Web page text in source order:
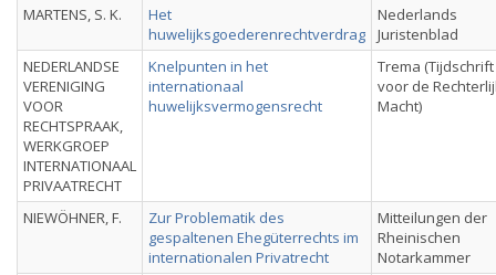
MARTENS, S. K.
Het
huwelijksgoederenrechtverdrag
Nederlands
Juristenblad
NEDERLANDSE
VERENIGING
VOOR
RECHTSPRAAK,
WERKGROEP
INTERNATIONAAL
PRIVAATRECHT
Knelpunten in het
internationaal
huwelijksvermogensrecht
Trema (Tijdschrift
voor de
Macht)
NIEWÖHNER, F.
Zur Problematik des
gespaltenen Ehegüterrechts im
internationalen Privatrecht
Mitteilungen der
Rheinischen
Notarkammer